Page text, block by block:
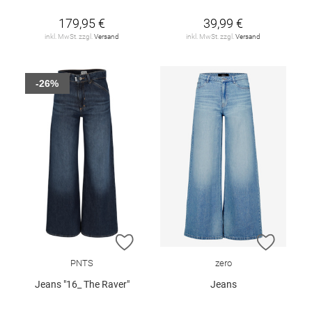
179,95 €
inkl. MwSt. zzgl.Versand
39,99 €
inkl. MwSt. zzgl.Versand
ZUR WUNSCHLISTE HINZUFÜGEN
PNTS
Jeans "16_ The Raver"
-26%
ZUR
zero
Jeans